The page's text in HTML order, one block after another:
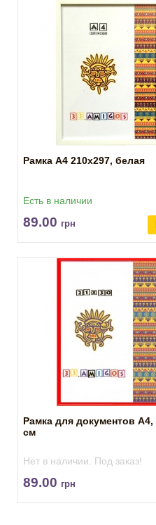
Рамка А4 210х297, белая
Есть в наличии
89.00 грн
Рамка для документов А4,
см
Нет в наличии. Под заказ!
89.00 грн